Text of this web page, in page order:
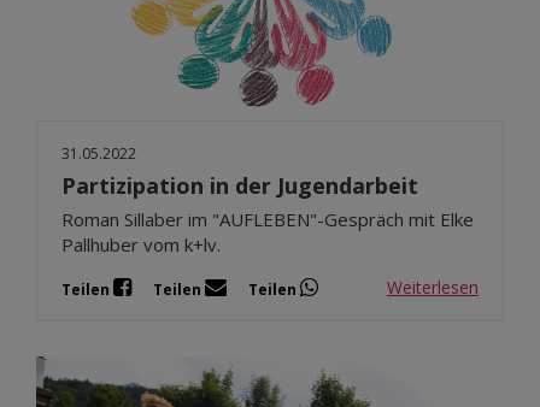
31.05.2022
Partizipation in der Jugendarbeit
Roman Sillaber im "AUFLEBEN"-Gespräch mit Elke
Pallhuber vom k+lv.
Teilen Teilen Teilen Weiterlesen